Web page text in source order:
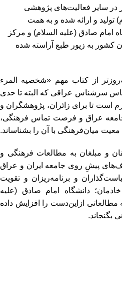
و برخی دیگر در سایر فعالیت‌های پژوهشی
تولید و ارائه شده و به همت
امام صادق (علیه السلام) و مرکز
کشور به زیور طبع آراسته شده
از کتاب مهم «شخصیه المرء
سرشناس عراقی که البته تا حدی
است تا برای زائران‌، پژوهشگران و
‌جامعه عراق و فرصت تماس فرهنگی،
میان‌فرهنگی‌ با آن را بشناساند.
و مبلغان به مطالعات فرهنگی و
پیشِ روی جامعه ایران و عراق
و برنامه‌ریزان و تقویت
دانشگاه امام صادق (علیه
از‌این‌دست را افزایش داده
بگنجاند.